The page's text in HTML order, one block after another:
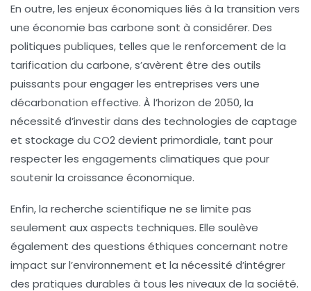
En outre, les enjeux économiques liés à la transition vers
une économie bas carbone sont à considérer. Des
politiques publiques, telles que le renforcement de la
tarification du carbone, s’avèrent être des outils
puissants pour engager les entreprises vers une
décarbonation effective. À l’horizon de 2050, la
nécessité d’investir dans des technologies de captage
et stockage du CO2devient primordiale, tant pour
respecter les engagements climatiques que pour
soutenir la croissance économique.
Enfin, la recherche scientifique ne se limite pas
seulement aux aspects techniques. Elle soulève
également des questions éthiques concernant notre
impact sur l’environnement et la nécessité d’intégrer
des pratiques durables à tous les niveaux de la société.